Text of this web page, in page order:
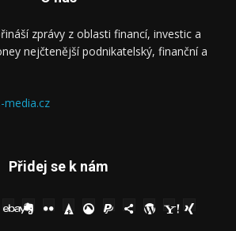
zprávy z oblasti financí, investic a
nejčtenější podnikatelský, finanční a
media.cz
Přidej se k nám